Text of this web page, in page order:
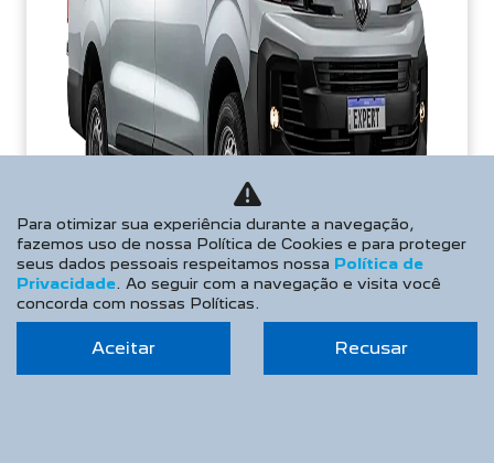
Para otimizar sua experiência durante a navegação,
fazemos uso de nossa Política de Cookies e para proteger
seus dados pessoais respeitamos nossa Política de
Privacidade. Ao seguir com a navegação e visita você
concorda com nossas Políticas.
Aceitar Recusar